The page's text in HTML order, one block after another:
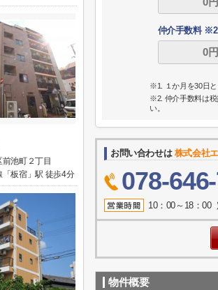
仲介手数料 ※2
※1. １か月を30日と
※2. 仲介手数料は税
い。
お問い合わせは 株式会社
078-
10：00～18：00
物件概要
池町２丁目
板宿」駅 徒歩4分